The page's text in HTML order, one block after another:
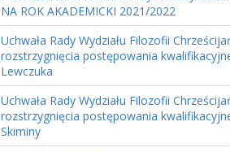
NA ROK AKADEMICKI 2021/2022
Uchwała Rady Wydziału Filozofii
rozstrzygnięcia postępowania
Lewczuka
Uchwała Rady Wydziału Filozofii
rozstrzygnięcia postępowania
Skiminy